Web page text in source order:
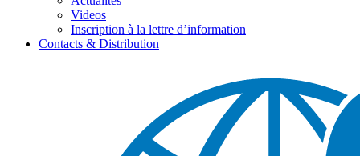
Videos
Inscription à la lettre d’information
Contacts & Distribution